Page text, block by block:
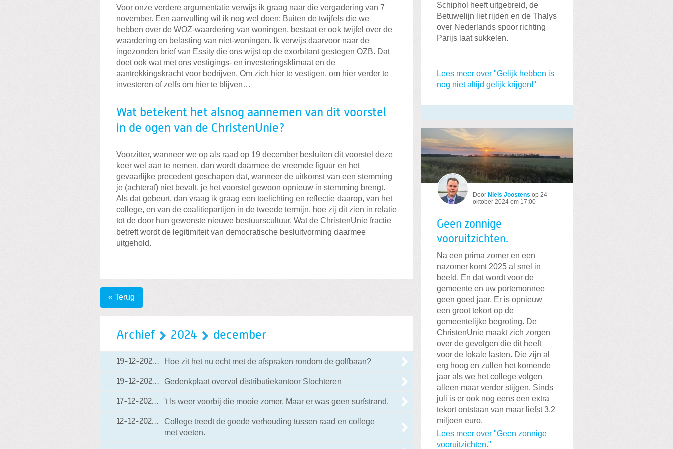
Voor onze verdere argumentatie verwijs ik graag naar die vergadering van 7
november. Een aanvulling wil ik nog wel doen: Buiten de twijfels die we
hebben over de WOZ-waardering van woningen, bestaat er ook twijfel over de
waardering en belasting van niet-woningen. Ik verwijs daarvoor naar de
ingezonden brief van Essity die ons wijst op de exorbitant gestegen OZB. Dat
doet ook wat met ons vestigings- en investeringsklimaat en de
aantrekkingskracht voor bedrijven. Om zich hier te vestigen, om hier verder te
investeren of zelfs om hier te blijven…
Wat betekent het alsnog aannemen van dit voorstel
in de ogen van de ChristenUnie?
Voorzitter, wanneer we op als raad op 19 december besluiten dit voorstel deze
keer wel aan te nemen, dan wordt daarmee de vreemde figuur en het
gevaarlijke precedent geschapen dat, wanneer de uitkomst van een stemming
je (achteraf) niet bevalt, je het voorstel gewoon opnieuw in stemming brengt.
Als dat gebeurt, dan vraag ik graag een toelichting en reflectie daarop, van het
college, en van de coalitiepartijen in de tweede termijn, hoe zij dit zien in relatie
tot de door hun gewenste nieuwe bestuurscultuur. Wat de ChristenUnie fractie
betreft wordt de legitimiteit van democratische besluitvorming daarmee
uitgehold.
« Terug
Archief 2024 december
19-12-202419-12-2024 12:40
Hoe zit het nu echt met de afspraken rondom de golfbaan?
19-12-202419-12-2024 12:15
Gedenkplaat overval distributiekantoor Slochteren
17-12-202417-12-2024 20:15
't Is weer voorbij die mooie zomer. Maar er was geen surfstrand.
12-12-202412-12-2024 23:00
College treedt de goede verhouding tussen raad en college
met voeten.
Schiphol heeft uitgebreid, de
Betuwelijn liet rijden en de Thalys
over Nederlands spoor richting
Parijs laat sukkelen.
Lees meer over "Gelijk hebben is
nog niet altijd gelijk krijgen!"
Door Niels Joostens op 24
oktober 2024 om 17:00
Geen zonnige
vooruitzichten.
Na een prima zomer en een
nazomer komt 2025 al snel in
beeld. En dat wordt voor de
gemeente en uw portemonnee
geen goed jaar. Er is opnieuw
een groot tekort op de
gemeentelijke begroting. De
ChristenUnie maakt zich zorgen
over de gevolgen die dit heeft
voor de lokale lasten. Die zijn al
erg hoog en zullen het komende
jaar als we het college volgen
alleen maar verder stijgen. Sinds
juli is er ook nog eens een extra
tekort ontstaan van maar liefst 3,2
miljoen euro.
Lees meer over "Geen zonnige
vooruitzichten."